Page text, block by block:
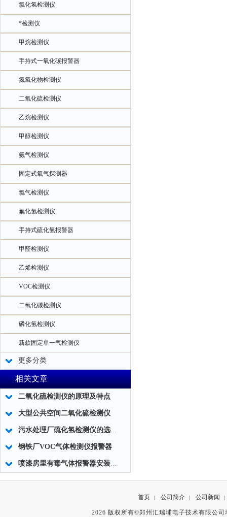
氯化氢检测仪
*检测仪
甲烷检测仪
手持式一氧化碳报警器
氮氧化物检测仪
二氧化硫检测仪
乙烷检测仪
甲醇检测仪
氨气检测仪
固定式氧气探测器
氯气检测仪
氟化氢检测仪
手持式硫化氢报警器
甲醛检测仪
乙烯检测仪
VOC检测仪
二氧化碳检测仪
磷化氢检测仪
新款固定单一气检测仪
更多分类
相关文章
二氧化硫检测仪的原理及特点
大型公共空间二氧化硫检测仪
污水处理厂硫化氢检测仪的选择需综合考量特点
钢铁厂VOC气体检测仪报警器
喷漆房里有毒气体报警器安装设计规范使用须知
首页 | 公司简介 | 公司新闻 |
2026 版权所有©郑州汇瑞埔电子技术有限公